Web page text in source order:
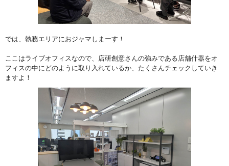
では、執務エリアにおジャマしまーす！
ここはライブオフィスなので、店研創意さんの強みである店舗什器をオ
フィスの中にどのように取り入れているか、たくさんチェックしていき
ますよ！